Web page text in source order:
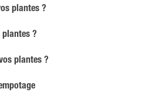
plantes ?
plantes ?
plantes ?